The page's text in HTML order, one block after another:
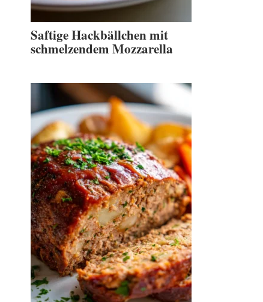
Saftige Hackbällchen mit
schmelzendem Mozzarella